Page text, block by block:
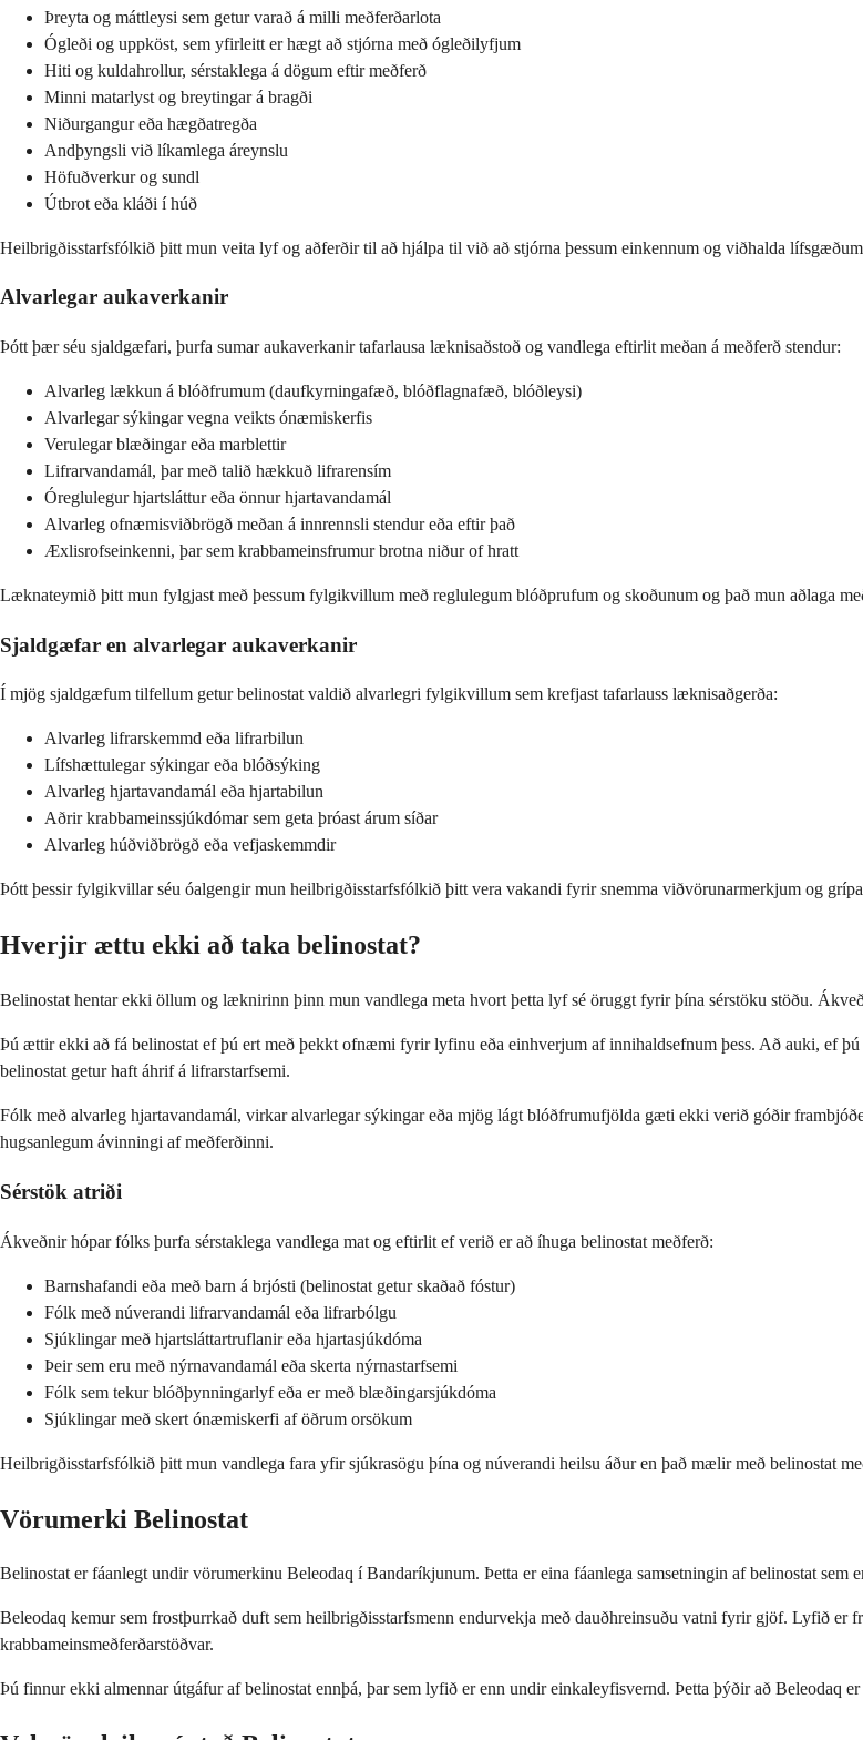
Þreyta og máttleysi sem getur varað á milli meðferðarlota
Ógleði og uppköst, sem yfirleitt er hægt að stjórna með ógleðilyfjum
Hiti og kuldahrollur, sérstaklega á dögum eftir meðferð
Minni matarlyst og breytingar á bragði
Niðurgangur eða hægðatregða
Andþyngsli við líkamlega áreynslu
Höfuðverkur og sundl
Útbrot eða kláði í húð
Heilbrigðisstarfsfólkið þitt mun veita lyf og aðferðir til að hjálpa til við að stjórna þessum einkennum og viðhalda
Alvarlegar aukaverkanir
Þótt þær séu sjaldgæfari, þurfa sumar aukaverkanir tafarlausa læknisaðstoð og vandlega eftirlit meðan á meðferð stendur:
Alvarleg lækkun á blóðfrumum (daufkyrningafæð, blóðflagnafæð, blóðleysi)
Alvarlegar sýkingar vegna veikts ónæmiskerfis
Verulegar blæðingar eða marblettir
Lifrarvandamál, þar með talið hækkuð lifrarensím
Óreglulegur hjartsláttur eða önnur hjartavandamál
Alvarleg ofnæmisviðbrögð meðan á innrennsli stendur eða eftir það
Æxlisrofseinkenni, þar sem krabbameinsfrumur brotna niður of hratt
Læknateymið þitt mun fylgjast með þessum fylgikvillum með reglulegum blóðprufum og skoðunum og það mun aðlaga
Sjaldgæfar en alvarlegar aukaverkanir
Í mjög sjaldgæfum tilfellum getur belinostat valdið alvarlegri fylgikvillum sem krefjast tafarlauss læknisaðgerða:
Alvarleg lifrarskemmd eða lifrarbilun
Lífshættulegar sýkingar eða blóðsýking
Alvarleg hjartavandamál eða hjartabilun
Aðrir krabbameinssjúkdómar sem geta þróast árum síðar
Alvarleg húðviðbrögð eða vefjaskemmdir
Þótt þessir fylgikvillar séu óalgengir mun heilbrigðisstarfsfólkið þitt vera vakandi fyrir snemma viðvörunarmerkjum og
Hverjir ættu ekki að taka belinostat?
Belinostat hentar ekki öllum og læknirinn þinn mun vandlega meta hvort þetta lyf sé öruggt fyrir þína sérstöku stöðu.
Þú ættir ekki að fá belinostat ef þú ert með þekkt ofnæmi fyrir lyfinu eða einhverjum af innihaldsefnum þess. Að auki, ef
belinostat getur haft áhrif á lifrarstarfsemi.
Fólk með alvarleg hjartavandamál, virkar alvarlegar sýkingar eða mjög lágt blóðfrumufjölda gæti ekki verið góðir
hugsanlegum ávinningi af meðferðinni.
Sérstök atriði
Ákveðnir hópar fólks þurfa sérstaklega vandlega mat og eftirlit ef verið er að íhuga belinostat meðferð:
Barnshafandi eða með barn á brjósti (belinostat getur skaðað fóstur)
Fólk með núverandi lifrarvandamál eða lifrarbólgu
Sjúklingar með hjartsláttartruflanir eða hjartasjúkdóma
Þeir sem eru með nýrnavandamál eða skerta nýrnastarfsemi
Fólk sem tekur blóðþynningarlyf eða er með blæðingarsjúkdóma
Sjúklingar með skert ónæmiskerfi af öðrum orsökum
Heilbrigðisstarfsfólkið þitt mun vandlega fara yfir sjúkrasögu þína og núverandi heilsu áður en það mælir með belinostat
Vörumerki Belinostat
Belinostat er fáanlegt undir vörumerkinu Beleodaq í Bandaríkjunum. Þetta er eina fáanlega samsetningin af belinostat sem
Beleodaq kemur sem frostþurrkað duft sem heilbrigðisstarfsmenn endurvekja með dauðhreinsuðu vatni fyrir gjöf. Lyfið
krabbameinsmeðferðarstöðvar.
Þú finnur ekki almennar útgáfur af belinostat ennþá, þar sem lyfið er enn undir einkaleyfisvernd. Þetta þýðir að Beleodaq